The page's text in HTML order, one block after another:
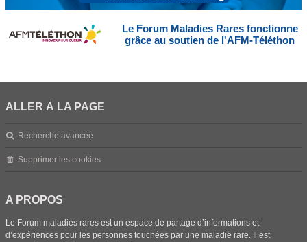
Le Forum Maladies Rares fonctionne
grâce au soutien de l'AFM-Téléthon
ALLER À LA PAGE
Recherche avancée
Supprimer les cookies
A PROPOS
Le Forum maladies rares est un espace de partage d’informations et
d’expériences pour les personnes touchées par une maladie rare. Il est